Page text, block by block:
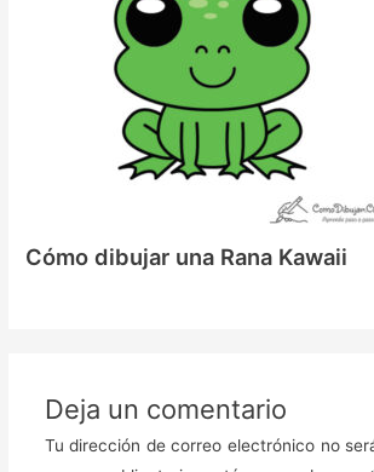
Cómo dibujar una Rana Kawaii
Deja un comentario
Tu dirección de correo electrónico no